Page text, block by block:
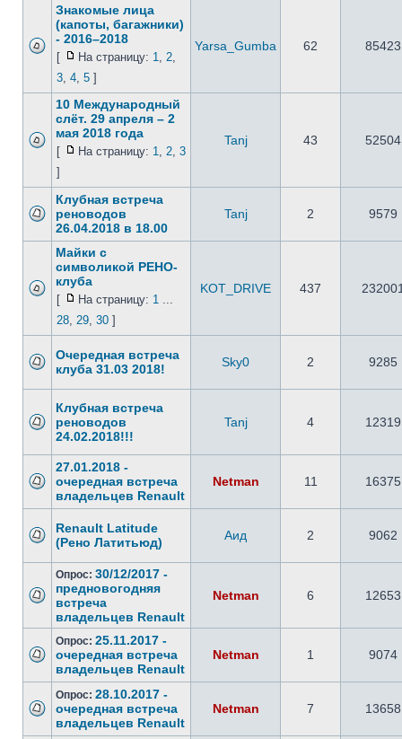
Знакомые лица
(капоты, багажники)
- 2016–2018
[ На страницу: 1, 2,
3, 4, 5 ]
Yarsa_Gumba 62 85423
10 Международный
слёт. 29 апреля – 2
мая 2018 года
[ На страницу: 1, 2, 3
]
Tanj 43 52504
Клубная встреча
реноводов
26.04.2018 в 18.00
Tanj 2 9579
Майки с
символикой РЕНО-
клуба
[ На страницу: 1 ...
28, 29, 30 ]
KOT_DRIVE 437
Очередная встреча
клуба 31.03 2018!
Sky0 2 9285
Клубная встреча
реноводов
24.02.2018!!!
Tanj 4 12319
27.01.2018 -
очередная встреча
владельцев Renault
Netman 11 16375
Renault Latitude
(Рено Латитьюд)
Аид 2 9062
Опрос: 30/12/2017 -
предновогодняя
встреча
владельцев Renault
Netman 6 12653
Опрос: 25.11.2017 -
очередная встреча
владельцев Renault
Netman 1 9074
Опрос: 28.10.2017 -
очередная встреча
владельцев Renault
Netman 7 13658